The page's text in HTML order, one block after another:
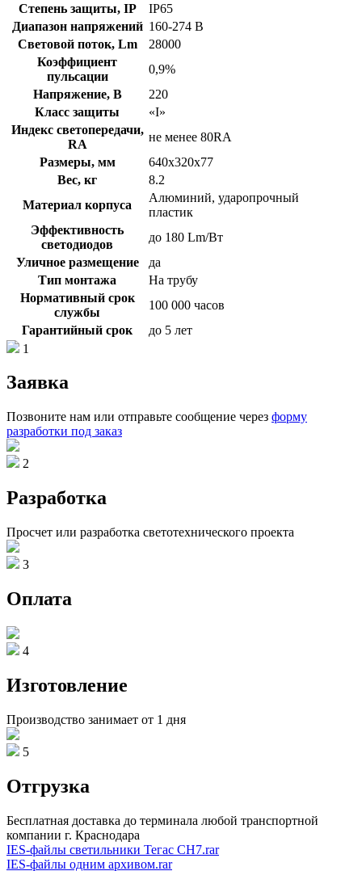
Степень защиты, IP
IP65
Диапазон напряжений 160-274 В
Световой поток, Lm
28000
Коэффициент
пульсации
0,9%
Напряжение, В
220
Класс защиты
«I»
Индекс светопередачи,
RA
не менее 80RA
Размеры, мм
640х320х77
Вес, кг
8.2
Материал корпуса
Алюминий, ударопрочный
пластик
Эффективность
светодиодов
до 180 Lm/Вт
Уличное размещение
да
Тип монтажа
На трубу
Нормативный срок
службы
100 000 часов
Гарантийный срок
до 5 лет
1
Заявка
Позвоните нам или отправьте сообщение через форму
разработки под заказ
2
Разработка
Просчет или разработка светотехнического проекта
3
Оплата
4
Изготовление
Производство занимает от 1 дня
5
Отгрузка
Бесплатная доставка до терминала любой транспортной
компании г. Краснодара
IES-файлы светильники Тегас СН7.rar
IES-файлы одним архивом.rar